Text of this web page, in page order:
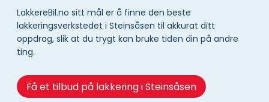
LakkereBil.no sitt mål er å finne den beste
lakkeringsverkstedet i Steinsåsen til akkurat ditt
oppdrag, slik at du trygt kan bruke tiden din på andre
ting.
Få et tilbud på lakkering i Steinsåsen